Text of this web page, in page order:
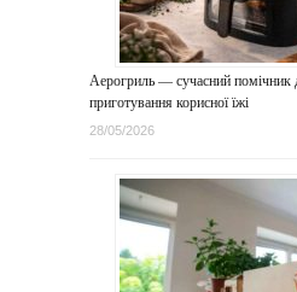
Аерогриль — сучасний помічник
приготування корисної їжі
28/05/2026